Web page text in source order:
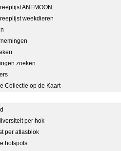
ANEMOON
weekdieren
zoeken
Collectie op de Kaart
per hok
per atlasblok
hotspots